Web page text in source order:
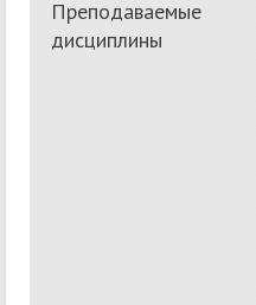
Преподаваемые
дисциплины